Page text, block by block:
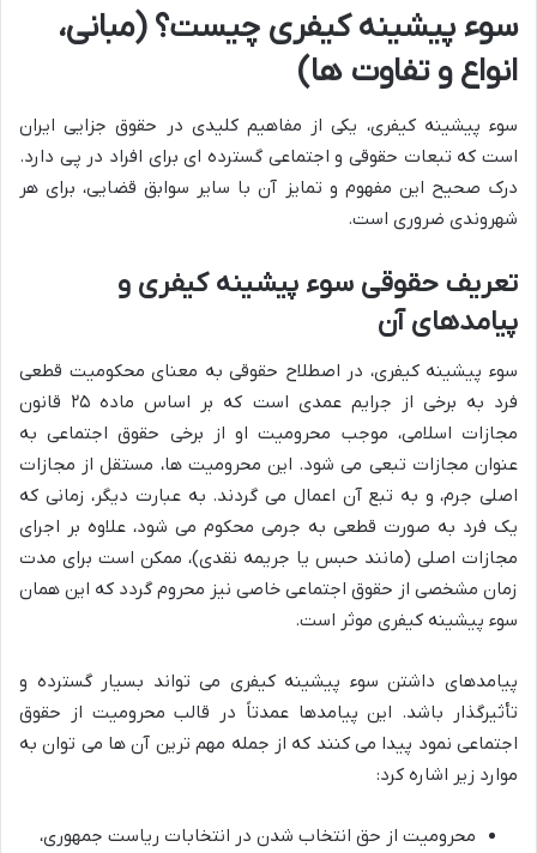
سوء پیشینه کیفری چیست؟ (مبانی،
انواع و تفاوت ها)
سوء پیشینه کیفری، یکی از مفاهیم کلیدی در حقوق جزایی ایران
است که تبعات حقوقی و اجتماعی گسترده ای برای افراد در پی دارد.
درک صحیح این مفهوم و تمایز آن با سایر سوابق قضایی، برای هر
شهروندی ضروری است.
تعریف حقوقی سوء پیشینه کیفری و
پیامدهای آن
سوء پیشینه کیفری، در اصطلاح حقوقی به معنای محکومیت قطعی
فرد به برخی از جرایم عمدی است که بر اساس ماده ۲۵ قانون
مجازات اسلامی، موجب محرومیت او از برخی حقوق اجتماعی به
عنوان مجازات تبعی می شود. این محرومیت ها، مستقل از مجازات
اصلی جرم، و به تبع آن اعمال می گردند. به عبارت دیگر، زمانی که
یک فرد به صورت قطعی به جرمی محکوم می شود، علاوه بر اجرای
مجازات اصلی (مانند حبس یا جریمه نقدی)، ممکن است برای مدت
زمان مشخصی از حقوق اجتماعی خاصی نیز محروم گردد که این همان
سوء پیشینه کیفری موثر است.
پیامدهای داشتن سوء پیشینه کیفری می تواند بسیار گسترده و
تأثیرگذار باشد. این پیامدها عمدتاً در قالب محرومیت از حقوق
اجتماعی نمود پیدا می کنند که از جمله مهم ترین آن ها می توان به
موارد زیر اشاره کرد:
محرومیت از حق انتخاب شدن در انتخابات ریاست جمهوری،